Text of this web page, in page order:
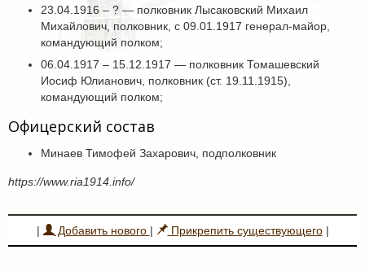
23.04.1916 – ? — полковник Лысаковский Михаил
Михайлович, полковник, с 09.01.1917 генерал-майор,
командующий полком;
06.04.1917 – 15.12.1917 — полковник Томашевский
Иосиф Юлианович, полковник (ст. 19.11.1915),
командующий полком;
Офицерский состав
Минаев Тимофей Захарович, подполковник
https://www.ria1914.info/
| Добавить нового | Прикрепить существующего|